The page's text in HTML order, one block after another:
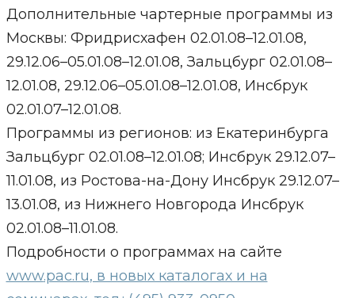
Дополнительные чартерные программы из
Москвы: Фридрисхафен 02.01.08–12.01.08,
29.12.06–05.01.08–12.01.08, Зальцбург 02.01.08–
12.01.08, 29.12.06–05.01.08–12.01.08, Инсбрук
02.01.07–12.01.08.
Программы из регионов: из Екатеринбурга
Зальцбург 02.01.08–12.01.08; Инсбрук 29.12.07–
11.01.08, из Ростова-на-Дону Инсбрук 29.12.07–
13.01.08, из Нижнего Новгорода Инсбрук
02.01.08–11.01.08.
Подробности о программах на сайте
www.pac.ru, в новых каталогах и на